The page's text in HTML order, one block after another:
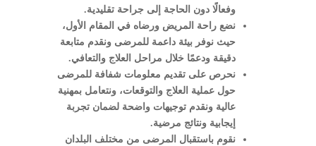
وفعالًا دون الحاجة إلى جراحة تقليدية.
نضع راحة المريض ورضاه في المقام الأول،
حيث نوفر بيئة داعمة للمرضى ونقدم متابعة
دقيقة ودعمًا خلال مراحل العلاج والتعافي.
نحرص على تقديم معلومات شفافة للمرضى
حول عملية العلاج والتوقعات، ونتعامل بمهنية
عالية ونقدم توجيهات واضحة لضمان تجربة
إيجابية ونتائج مرضية.
نقوم باستقبال المرضى من مختلف البلدان